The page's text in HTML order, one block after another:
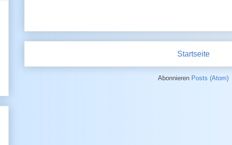
Startseite
Abonnieren Posts (Atom)